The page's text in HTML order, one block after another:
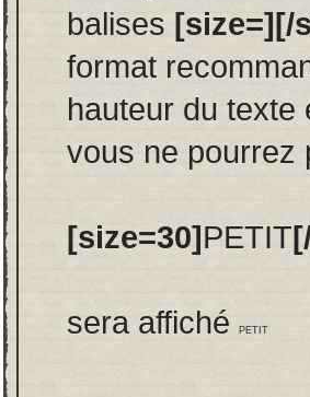
balises [size=][/
format
hauteur du texte
vous ne pourrez
[size=30]PETIT
sera affiché PETIT